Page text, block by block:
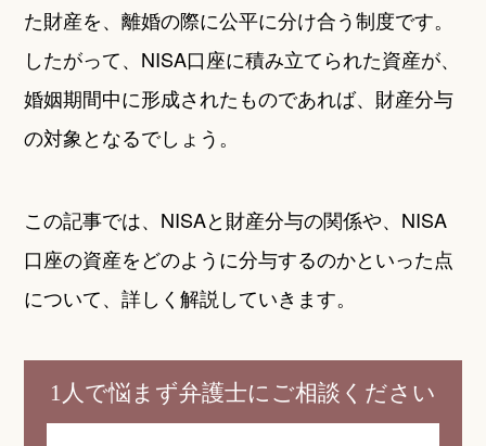
た財産を、離婚の際に公平に分け合う制度です。
したがって、NISA口座に積み立てられた資産が、
婚姻期間中に形成されたものであれば、財産分与
の対象となるでしょう。
この記事では、NISAと財産分与の関係や、NISA
口座の資産をどのように分与するのかといった点
について、詳しく解説していきます。
1人で悩まず弁護士にご相談ください